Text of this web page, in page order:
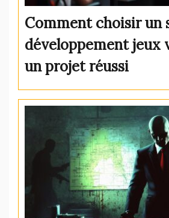
Comment choisir un
développement jeux
un projet réussi